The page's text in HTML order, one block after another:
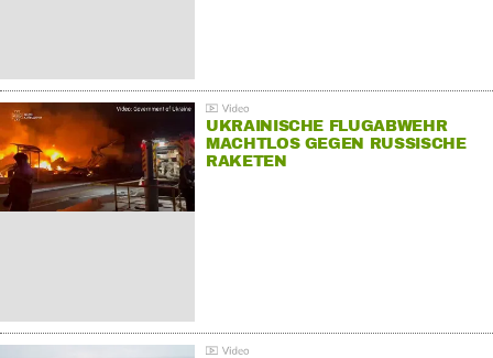
UKRAINISCHE FLUGABWEHR
MACHTLOS GEGEN RUSSISCHE
RAKETEN